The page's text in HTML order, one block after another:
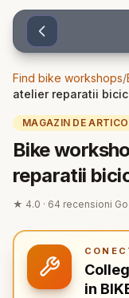
Sari la conținut
Find bike workshops/
atelier reparatii
MAGAZIN DE
Bike
reparatii
★ 4.0 · 64 recensioni
in